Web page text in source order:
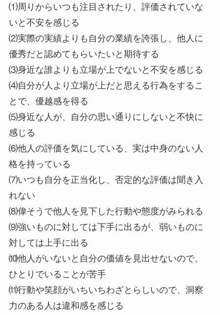
⑴周りからいつも注目されたり、評価されていな
いと不安を感じる
⑵実際の実績よりも自分の業績を誇張し、他人に
優秀だと認めてもらいたいと期待する
⑶身近な誰よりも立場が上でないと不安を感じる
⑷自分が人より立場が上だと思える行為をするこ
とで、優越感を得る
⑸身近な人が、自分の思い通りにしないと不快に
感じる
⑹他人の評価を気にしている、実は中身のない人
格を持っている
⑺いつも自分を正当化し、否定的な評価は聞き入
れない
⑻偉そうで他人を見下した行動や態度がみられる
⑼強いものに対しては下手に出るが、弱いものに
対しては上手に出る
⑽他人がいないと自分の価値を見出せないので、
ひとりでいることが苦手
⑾行動や笑顔がいちいちわざとらしいので、洞察
力のある人は違和感を感じる